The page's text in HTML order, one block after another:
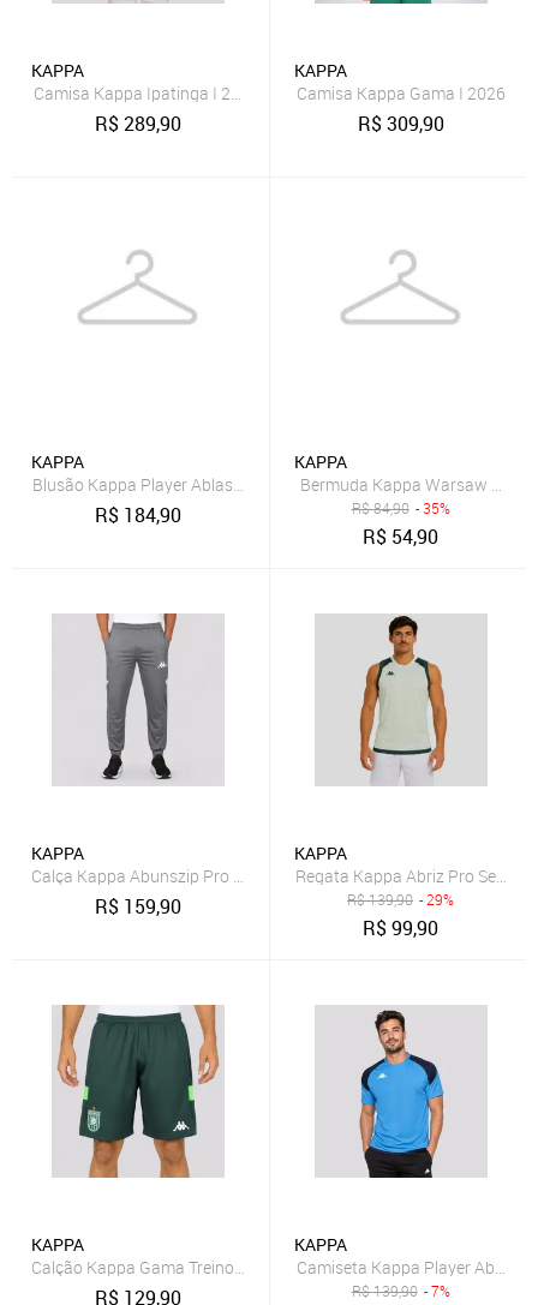
KAPPA
Camisa Kappa Ipatinga I 2026 Jogador
R$289,90
KAPPA
Camisa Kappa Gama I 2026
R$309,90
KAPPA
Blusão Kappa Player Ablas Pro Seven Marinho
R$ 184,90
KAPPA
Bermuda Kappa Warsaw
R$84,90 - 35%
R$ 54,90
KAPPA
Calça Kappa Abunszip Pro Procket Seven Cinza
R$ 159,90
KAPPA
Regata Kappa Abriz Pro Seven
R$139,90 - 29%
R$99,90
KAPPA
Calção Kappa Gama Treino Comissão 2026
R$ 129,90
KAPPA
Camiseta Kappa Player Abou
R$139,90 - 7%